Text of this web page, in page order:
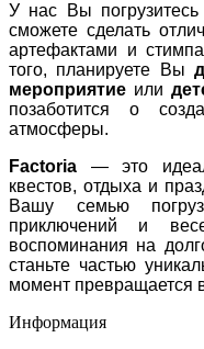
У нас Вы
сможете сделать
артефактами и
того, планируете Вы
мероприятие или
позаботится о
атмосферы.
Factoria — это
квестов, отдыха и
Вашу семью
приключений и
воспоминания на
станьте частью
момент превращается
Информация